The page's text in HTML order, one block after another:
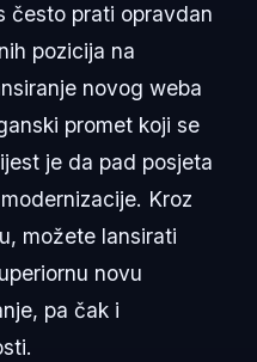
često prati opravdan
pozicija na
novog weba
promet koji se
je da pad posjeta
Kroz
možete lansirati
novu
pa čak i